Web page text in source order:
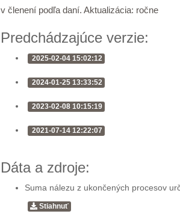
v členení podľa daní. Aktualizácia: ročne
Predchádzajúce verzie:
2025-02-04 15:02:12
2024-01-25 13:33:52
2023-02-08 10:15:19
2021-07-14 12:22:07
Dáta a zdroje:
Suma nálezu z ukončených procesov
Stiahnuť